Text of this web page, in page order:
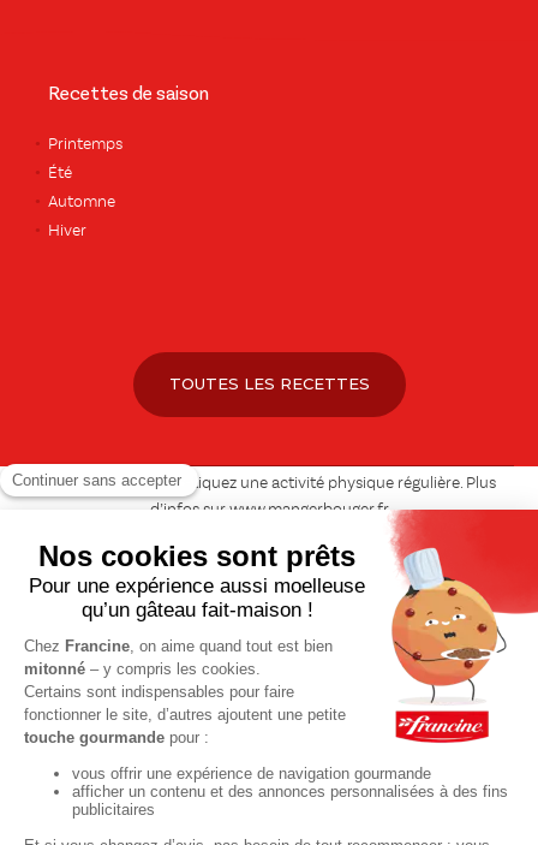
Recettes de saison
Printemps
Été
Automne
Hiver
TOUTES LES RECETTES
Pour votre santé, pratiquez une activité physique régulière. Plus
d’infos sur www.mangerbouger.fr